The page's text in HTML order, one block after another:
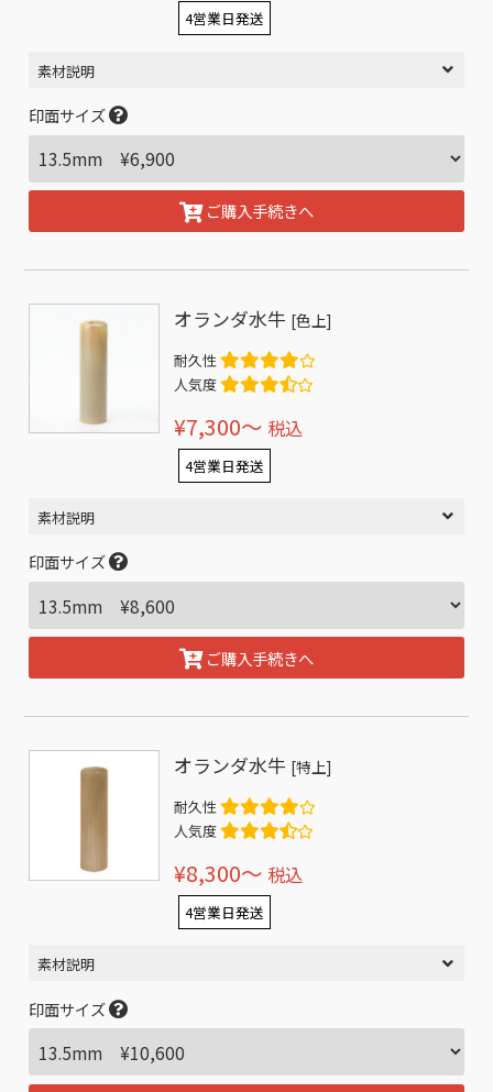
4営業日発送
素材説明
印面サイズ
ご購入手続きへ
オランダ水牛 [色上]
耐久性
人気度
¥7,300〜 税込
4営業日発送
素材説明
印面サイズ
ご購入手続きへ
オランダ水牛 [特上]
耐久性
人気度
¥8,300〜 税込
4営業日発送
素材説明
印面サイズ